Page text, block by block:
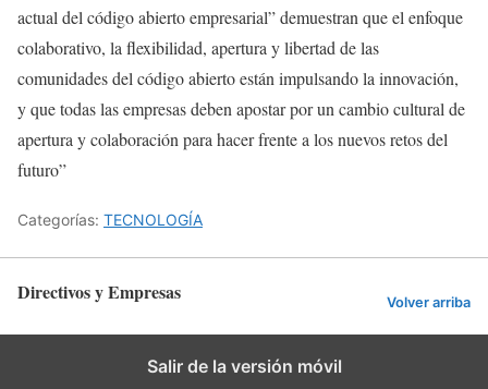
actual del código abierto empresarial” demuestran que el enfoque
colaborativo, la flexibilidad, apertura y libertad de las
comunidades del código abierto están impulsando la innovación,
y que todas las empresas deben apostar por un cambio cultural de
apertura y colaboración para hacer frente a los nuevos retos del
futuro”
Categorías: TECNOLOGÍA
Directivos y Empresas Volver arriba
Salir de la versión móvil